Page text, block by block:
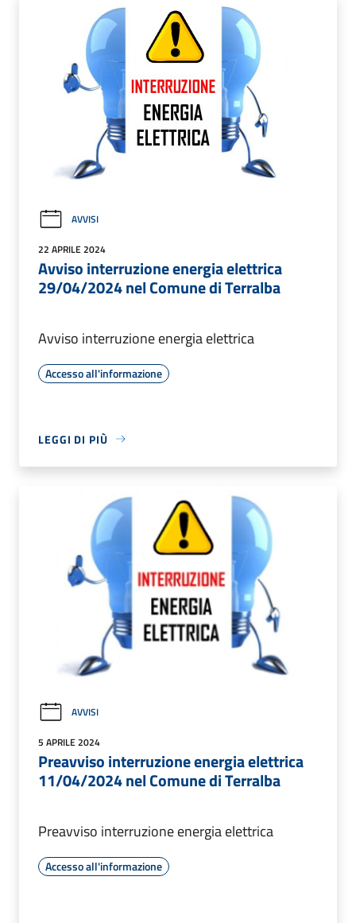
AVVISI
22 APRILE 2024
Avviso interruzione energia elettrica
29/04/2024 nel Comune di Terralba
Avviso interruzione energia elettrica
Accesso all'informazione
LEGGI DI PIÙ
AVVISI
5 APRILE 2024
Preavviso interruzione energia elettrica
11/04/2024 nel Comune di Terralba
Preavviso interruzione energia elettrica
Accesso all'informazione